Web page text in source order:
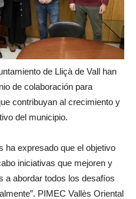
de Lliçà de Vall han
de colaboración para
contribuyan al crecimiento y
del municipio.
ha expresado que el objetivo
iniciativas que mejoren y
a abordar todos los desafíos
PIMEC Vallès Oriental